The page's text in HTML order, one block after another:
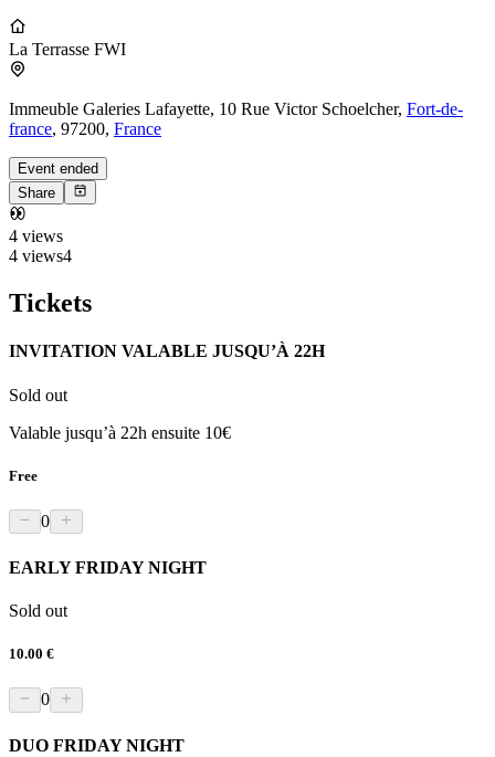
La Terrasse FWI
Immeuble Galeries Lafayette, 10 Rue Victor Schoelcher, Fort-de-
france, 97200, France
Event ended
Share
4 views
4 views4
Tickets
INVITATION VALABLE JUSQU’À 22H
Sold out
Valable jusqu’à 22h ensuite 10€
Free
0
EARLY FRIDAY NIGHT
Sold out
10.00 €
0
DUO FRIDAY NIGHT